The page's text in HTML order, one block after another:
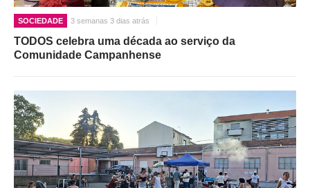
SOCIEDADE 3 semanas 3 dias atrás
TODOS celebra uma década ao serviço da
Comunidade Campanhense